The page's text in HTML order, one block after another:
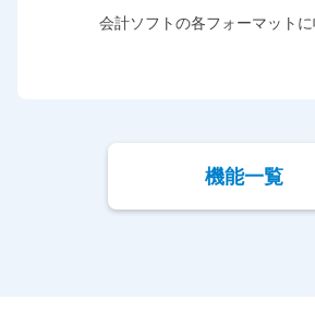
会計ソフトの各フォーマット
機能一覧